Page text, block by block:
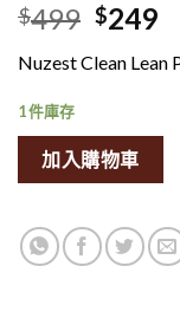
$499 原
是
$249目
格
Nuzest Clean Lean
1 件庫存
加入購物車